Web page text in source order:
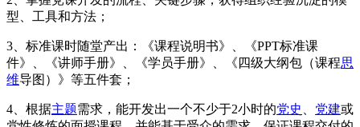
型、工具和方法；
3、标准课时随堂产出：《课程说明书》、《PPT标准课
件》、《讲师手册》、《学员手册》、《四级大纲包（课程思
维导图）》等五件套；
4、根据主题需求，能开发出一个不少于2小时的党史 党建或